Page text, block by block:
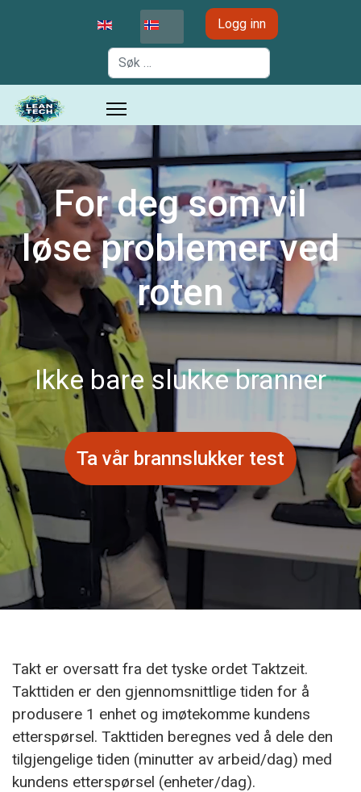
Logg inn
Søk
For deg som vil
løse problemer ved
roten
Ikke bare slukke branner
Ta vår brannslukker test
Takt er oversatt fra det tyske ordet Taktzeit.
Takttiden er den gjennomsnittlige tiden for å
produsere 1 enhet og imøtekomme kundens
etterspørsel. Takttiden beregnes ved å dele den
tilgjengelige tiden (minutter av arbeid/dag) med
kundens etterspørsel (enheter/dag).